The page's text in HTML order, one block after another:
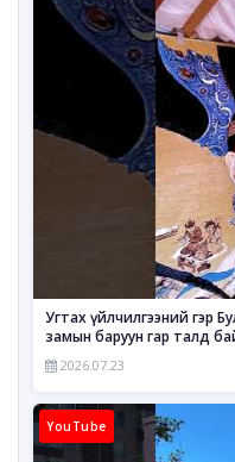
Угтах үйлчилгээний гэр
замын баруун гар талд
2026.07.23
YouTube